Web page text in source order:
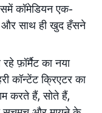
कॉमेडियन एक-
और साथ ही खुद हँसने
फ़ॉर्मैट का नया
कॉन्टेंट क्रिएटर का
करते हैं, सोते हैं,